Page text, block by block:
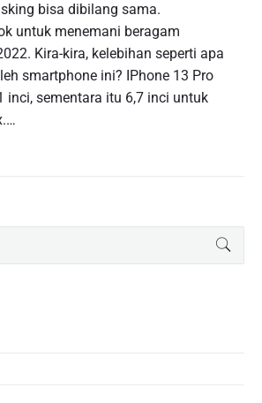
bisa dibilang sama.
untuk menemani beragam
Kira-kira, kelebihan seperti apa
smartphone ini? IPhone 13 Pro
inci, sementara itu 6,7 inci untuk